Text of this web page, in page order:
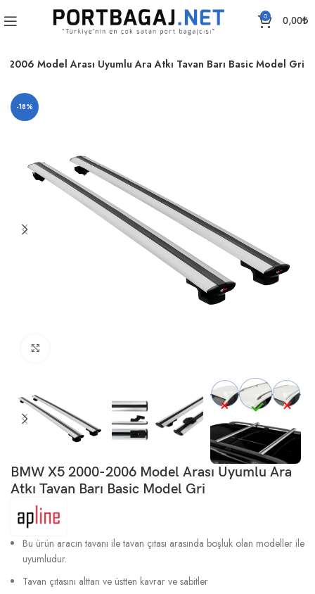
0 0,00₺
2006 Model Arası Uyumlu Ara Atkı Tavan Barı Basic Model Gri
-18%
BMW X5 2000-2006 Model Arası Uyumlu Ara
Atkı Tavan Barı Basic Model Gri
Bu ürün aracın tavanı ile tavan çıtası arasında boşluk olan modeller ile
uyumludur.
Tavan çıtasını alttan ve üstten kavrar ve sabitler